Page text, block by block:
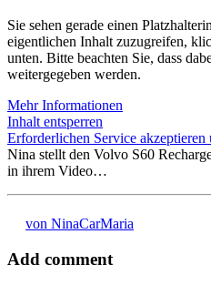
Sie sehen gerade einen
eigentlichen Inhalt zuzugreifen,
unten. Bitte beachten Sie, dass
weitergegeben werden.
Mehr Informationen
Inhalt entsperren
Erforderlichen Service akzeptieren
Nina stellt den Volvo S60
in ihrem Video…
von NinaCarMaria
Add comment